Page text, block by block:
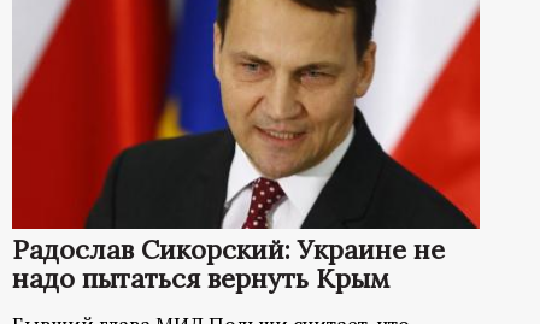
Радослав Сикорский: Украине не
надо пытаться вернуть Крым